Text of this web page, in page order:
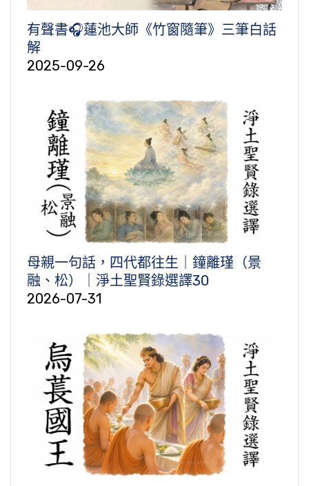
有聲書🎧蓮池大師《竹窗隨筆》三筆白話
解
2025-09-26
母親一句話，四代都往生｜鐘離瑾（景
融、松）｜淨土聖賢錄選譯30
2026-07-31